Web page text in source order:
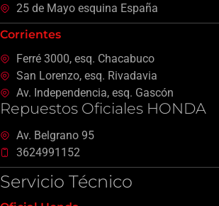
25 de Mayo esquina España
Corrientes
Ferré 3000, esq. Chacabuco
San Lorenzo, esq. Rivadavia
Av. Independencia, esq. Gascón
Repuestos Oficiales HONDA
Av. Belgrano 95
3624991152
Servicio Técnico